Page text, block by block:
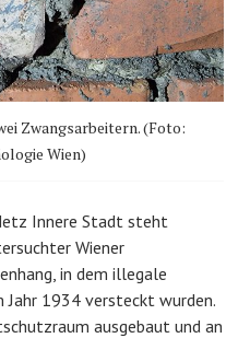
Zwangsarbeitern. (Foto:
Wien)
Innere Stadt steht
Wiener
in dem illegale
Jahr 1934 versteckt wurden.
ausgebaut und an